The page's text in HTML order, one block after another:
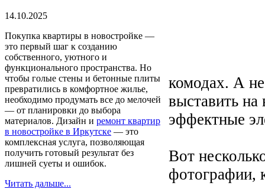
14.10.2025
Покупка квартиры в новостройке —
это первый шаг к созданию
собственного, уютного и
функционального пространства. Но
чтобы голые стены и бетонные плиты
превратились в комфортное жилье,
необходимо продумать все до мелочей
— от планировки до выбора
материалов. Дизайн и ремонт квартир
в новостройке в Иркутске — это
комплексная услуга, позволяющая
получить готовый результат без
лишней суеты и ошибок.
Читать дальше...
комодах. А
выставить
эффектные
Вот
фотографии,